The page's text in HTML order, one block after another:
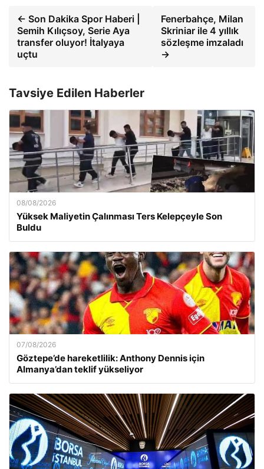
← Son Dakika Spor Haberi |
Semih Kılıçsoy, Serie Aya
transfer oluyor! İtalyaya
uçtu
Fenerbahçe, Milan
Skriniar ile 4 yıllık
sözleşme imzaladı
→
Tavsiye Edilen Haberler
08/08/2026
Yüksek Maliyetin Çalınması Ters Kelepçeyle Son
Buldu
07/08/2026
Göztepe’de hareketlilik: Anthony Dennis için
Almanya’dan teklif yükseliyor